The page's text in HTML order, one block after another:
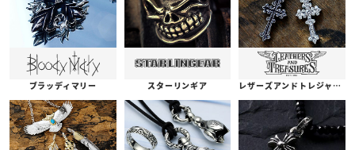
ブラッディマリー スターリンギア レザーズアンドトレジャーズ